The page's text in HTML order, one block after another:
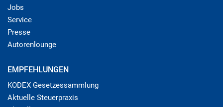
Jobs
Service
Presse
Autorenlounge
EMPFEHLUNGEN
KODEX Gesetzessammlung
Aktuelle Steuerpraxis